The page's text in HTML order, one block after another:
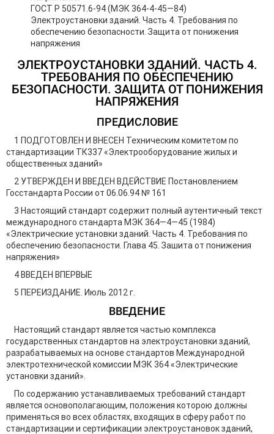
ГОСТ Р 50571.6-94 (МЭК 364-4-45—84)
Электроустановки зданий. Часть 4. Требования по
обеспечению безопасности. Защита от понижения
напряжения
ЭЛЕКТРОУСТАНОВКИ ЗДАНИЙ. ЧАСТЬ 4.
ТРЕБОВАНИЯ ПО ОБЕСПЕЧЕНИЮ
БЕЗОПАСНОСТИ. ЗАЩИТА ОТ ПОНИЖЕНИЯ
НАПРЯЖЕНИЯ
ПРЕДИСЛОВИЕ
1 ПОДГОТОВЛЕН И ВНЕСЕН Техническим комитетом по
стандартизации ТК337 «Электрооборудование жилых и
общественных зданий»
2 УТВЕРЖДЕН И ВВЕДЕН ВДЕЙСТВИЕ Постановлением
Госстандарта России от 06.06.94 № 161
3 Настоящий стандарт содержит полный аутентичный текст
международного стандарта МЭК 364—4—45 (1984)
«Электрические установки зданий. Часть 4. Требования по
обеспечению безопасности. Глава 45. Зашита от понижения
напряжения»
4 ВВЕДЕН ВПЕРВЫЕ
5 ПЕРЕИЗДАНИЕ. Июль 2012 г.
ВВЕДЕНИЕ
Настоящий стандарт является частью комплекса
государственных стандартов на электроустановки зданий,
разрабатываемых на основе стандартов Международной
электротехнической комиссии МЭК 364 «Электрические
установки зданий».
По содержанию устанавливаемых требований стандарт
является основополагающим, положения которою должны
применяться во всех областях, входящих в сферу работ по
стандартизации и сертификации электроустановок зданий,